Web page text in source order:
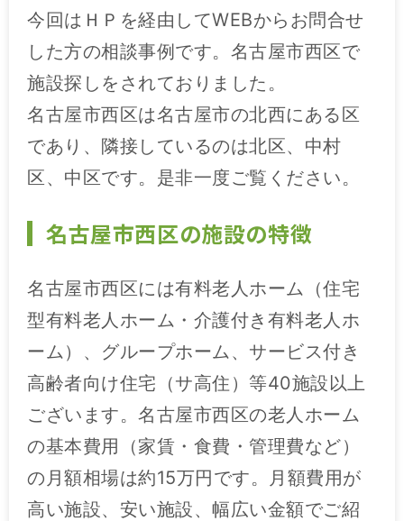
ブログ一覧
お気に入り一覧
今回はＨＰを経由してWEBからお問合せ
した方の相談事例です。名古屋市西区で
施設探しをされておりました。
名古屋市西区は名古屋市の北西にある区
であり、隣接しているのは北区、中村
区、中区です。是非一度ご覧ください。
名古屋市西区の施設の特徴
名古屋市西区には有料老人ホーム（住宅
型有料老人ホーム・介護付き有料老人ホ
ーム）、グループホーム、サービス付き
高齢者向け住宅（サ高住）等40施設以上
ございます。名古屋市西区の老人ホーム
の基本費用（家賃・食費・管理費など）
の月額相場は約15万円です。月額費用が
高い施設、安い施設、幅広い金額でご紹